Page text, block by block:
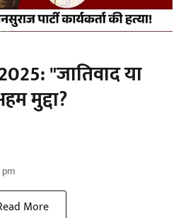
"जातिवाद या
मुद्दा?
pm
More